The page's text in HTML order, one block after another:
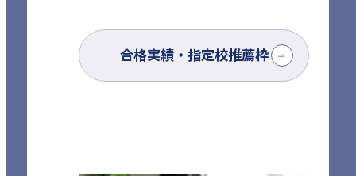
合格実績・指定校推薦枠